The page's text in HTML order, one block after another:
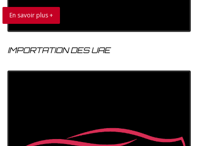
En savoir plus +
IMPORTATION DES UAE